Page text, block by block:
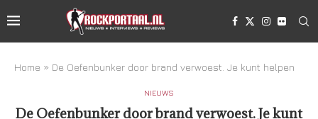
Home » De Oefenbunker door brand verwoest. Je kunt helpen
NIEUWS
De Oefenbunker door brand verwoest. Je kunt